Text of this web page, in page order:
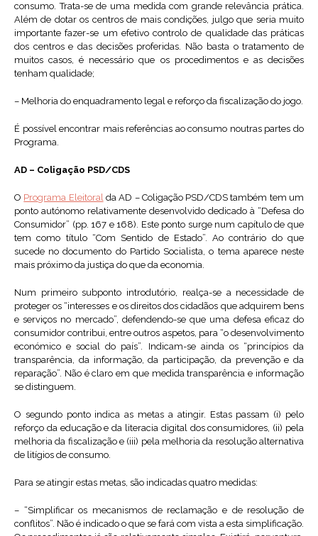
consumo. Trata-se de uma medida com grande relevância prática.
Além de dotar os centros de mais condições, julgo que seria muito
importante fazer-se um efetivo controlo de qualidade das práticas
dos centros e das decisões proferidas. Não basta o tratamento de
muitos casos, é necessário que os procedimentos e as decisões
tenham qualidade;
– Melhoria do enquadramento legal e reforço da fiscalização do jogo.
É possível encontrar mais referências ao consumo noutras partes do
Programa.
AD – Coligação PSD/CDS
O Programa Eleitoralda AD – Coligação PSD/CDS também tem um
ponto autónomo relativamente desenvolvido dedicado à “Defesa do
Consumidor” (pp. 167 e 168). Este ponto surge num capítulo de que
tem como título “Com Sentido de Estado”. Ao contrário do que
sucede no documento do Partido Socialista, o tema aparece neste
mais próximo da justiça do que da economia.
Num primeiro subponto introdutório, realça-se a necessidade de
proteger os “interesses e os direitos dos cidadãos que adquirem bens
e serviços no mercado”, defendendo-se que uma defesa eficaz do
consumidor contribui, entre outros aspetos, para “o desenvolvimento
económico e social do país”. Indicam-se ainda os “princípios da
transparência, da informação, da participação, da prevenção e da
reparação”. Não é claro em que medida transparência e informação
se distinguem.
O segundo ponto indica as metas a atingir. Estas passam (i) pelo
reforço da educação e da literacia digital dos consumidores, (ii) pela
melhoria da fiscalização e (iii) pela melhoria da resolução alternativa
de litígios de consumo.
Para se atingir estas metas, são indicadas quatro medidas:
– “Simplificar os mecanismos de reclamação e de resolução de
conflitos”. Não é indicado o que se fará com vista a esta simplificação.